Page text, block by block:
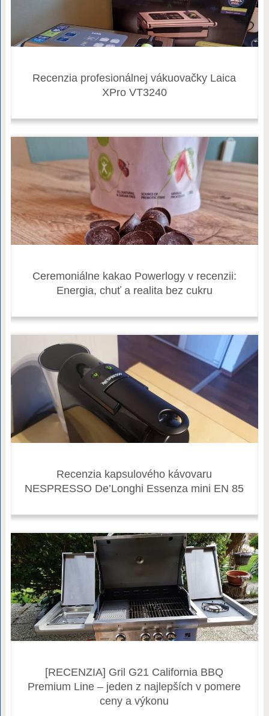
Recenzia profesionálnej vákuovačky Laica
XPro VT3240
Ceremoniálne kakao Powerlogy v recenzii:
Energia, chuť a realita bez cukru
Recenzia kapsulového kávovaru
NESPRESSO De’Longhi Essenza mini EN 85
[RECENZIA] Gril G21 California BBQ
Premium Line – jeden z najlepších v pomere
ceny a výkonu